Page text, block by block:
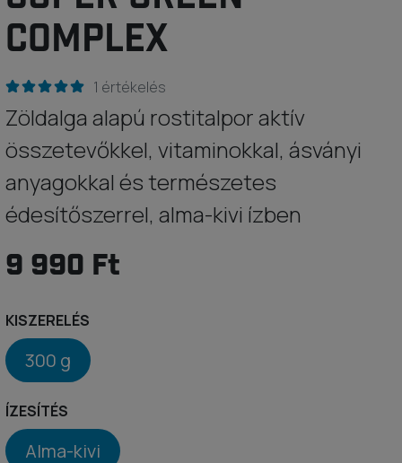
COMPLEX
1 értékelés
Zöldalga alapú rostitalpor aktív
összetevőkkel, vitaminokkal, ásványi
anyagokkal és természetes
édesítőszerrel, alma-kivi ízben
9 990 Ft
KISZERELÉS
300 g
ÍZESÍTÉS
Alma-kivi